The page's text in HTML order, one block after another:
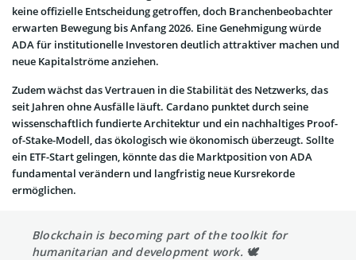
keine offizielle Entscheidung getroffen, doch Branchenbeobachter
erwarten Bewegung bis Anfang 2026. Eine Genehmigung würde
ADA für institutionelle Investoren deutlich attraktiver machen und
neue Kapitalströme anziehen.
Zudem wächst das Vertrauen in die Stabilität des Netzwerks, das
seit Jahren ohne Ausfälle läuft. Cardano punktet durch seine
wissenschaftlich fundierte Architektur und ein nachhaltiges Proof-
of-Stake-Modell, das ökologisch wie ökonomisch überzeugt. Sollte
ein ETF-Start gelingen, könnte das die Marktposition von ADA
fundamental verändern und langfristig neue Kursrekorde
ermöglichen.
Blockchain is becoming part of the toolkit for
humanitarian and development work. 🕊️